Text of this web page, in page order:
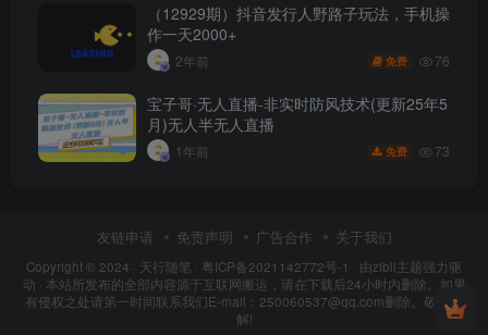
（12929期）抖音发行人野路子玩法，手机操
作一天2000+
2年前 免费 76
宝子哥·无人直播-非实时防风技术(更新25年5
月)无人半无人直播
1年前 免费 73
友链申请 免责声明 广告合作 关于我们
Copyright © 2024 · 天行随笔 · 粤ICP备2021142772号-1 · 由zibll主题强力驱
动 · 本站所发布的全部内容源于互联网搬运，请在下载后24小时内删除。如果
有侵权之处请第一时间联系我们E-mail：250060537@qq.com删除。敬请谅
解!